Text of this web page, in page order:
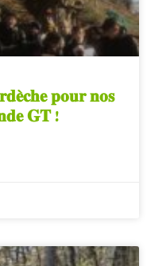
𝐩𝐨𝐮𝐫 𝐧𝐨𝐬
𝐆𝐓 !